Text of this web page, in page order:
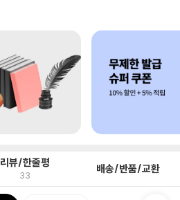
리뷰/한줄평
33 배송/반품/교환